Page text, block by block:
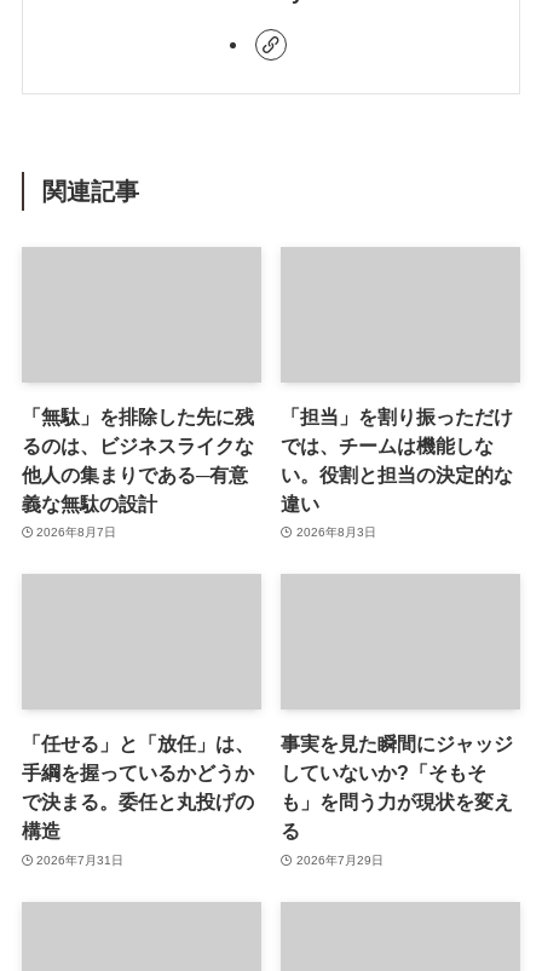
関連記事
「無駄」を排除した先に残
るのは、ビジネスライクな
他人の集まりである─有意
義な無駄の設計
2026年8月7日
「担当」を割り振っただけ
では、チームは機能しな
い。役割と担当の決定的な
違い
2026年8月3日
「任せる」と「放任」は、
手綱を握っているかどうか
で決まる。委任と丸投げの
構造
2026年7月31日
事実を見た瞬間にジャッジ
していないか?「そもそ
も」を問う力が現状を変え
る
2026年7月29日